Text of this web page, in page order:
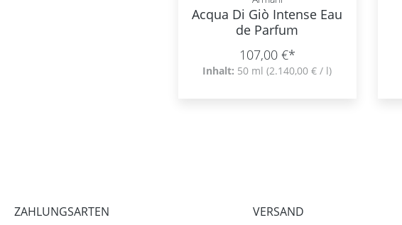
Acqua Di Giò Intense Eau
de Parfum
107,00 €*
Inhalt: 50 ml(2.140,00 € / l)
ZAHLUNGSARTEN VERSAND